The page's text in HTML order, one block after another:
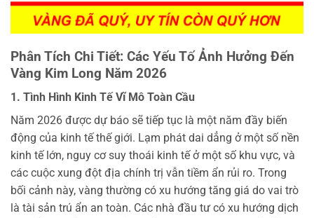
Phân Tích Chi Tiết: Các Yếu Tố Ảnh Hưởng Đến
Vàng Kim Long Năm 2026
1. Tình Hình Kinh Tế Vĩ Mô Toàn Cầu
Năm 2026 được dự báo sẽ tiếp tục là một năm đầy biến
động của kinh tế thế giới. Lạm phát dai dẳng ở một số nền
kinh tế lớn, nguy cơ suy thoái kinh tế ở một số khu vực, và
các cuộc xung đột địa chính trị vẫn tiềm ẩn rủi ro. Trong
bối cảnh này, vàng thường có xu hướng tăng giá do vai trò
là tài sản trú ẩn an toàn. Các nhà đầu tư có xu hướng dịch